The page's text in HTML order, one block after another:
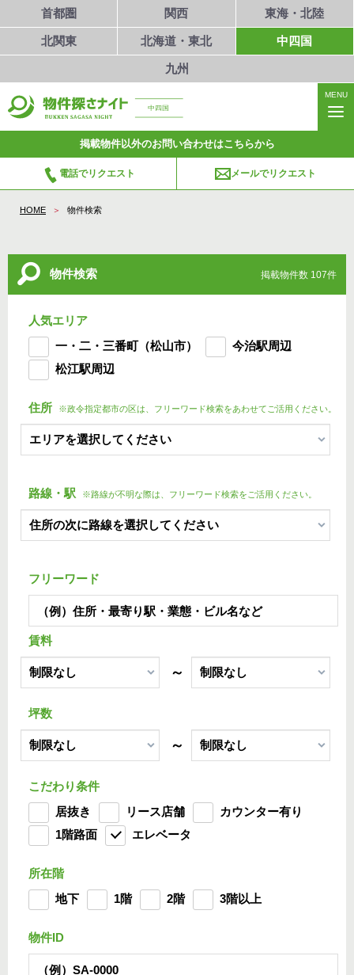
首都圏 関西 東海・北陸
北関東 北海道・東北 中四国
九州
中四国
MENU
掲載物件以外のお問い合わせはこちらから
電話でリクエスト メールでリクエスト
HOME 物件検索
物件検索 掲載物件数 107件
人気エリア
一・二・三番町（松山市）
今治駅周辺
松江駅周辺
住所 ※政令指定都市の区は、フリーワード検索をあわせてご活用ください。
路線・駅 ※路線が不明な際は、フリーワード検索をご活用ください。
フリーワード
賃料
～
坪数
～
こだわり条件
居抜き
リース店舗
カウンター有り
1階路面
エレベータ
所在階
地下
1階 2階 3階以上
物件ID